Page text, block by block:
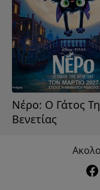
Νέρο: Ο Γάτος
Βενετίας